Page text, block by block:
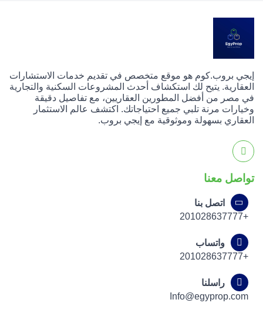
إيجي بروب.كوم هو موقع متخصص في تقديم خدمات الاستشارات
العقارية. يتيح لك استكشاف أحدث المشروعات السكنية والتجارية
في مصر من أفضل المطورين العقاريين، مع تفاصيل دقيقة
وخيارات مرنة تلبي جميع احتياجاتك. اكتشف عالم الاستثمار
العقاري بسهولة وموثوقية مع إيجي بروب.
تواصل معنا
اتصل بنا
+201028637777
واتساب
+201028637777
راسلنا
Info@egyprop.com